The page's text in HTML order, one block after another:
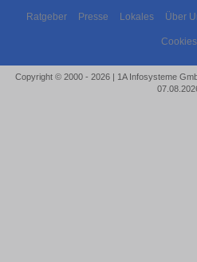
Ratgeber Presse Lokales Über
Cookies
Copyright © 2000 - 2026 | 1A Infosysteme